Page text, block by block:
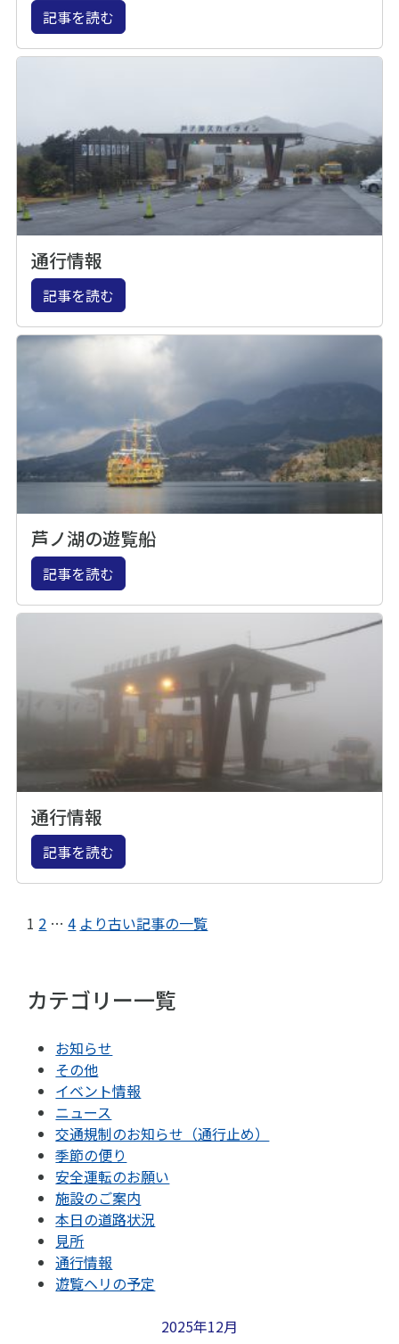
記事を読む
通行情報
記事を読む
芦ノ湖の遊覧船
記事を読む
通行情報
記事を読む
1 2 … 4 より古い記事の一覧
カテゴリー一覧
お知らせ
その他
イベント情報
ニュース
交通規制のお知らせ（通行止め）
季節の便り
安全運転のお願い
施設のご案内
本日の道路状況
見所
通行情報
遊覧ヘリの予定
2025年12月